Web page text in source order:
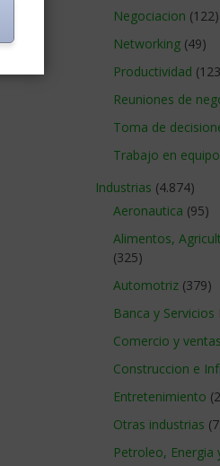
Negociacion (122)
Networking (49)
Productividad
Reuniones de
Toma de
Trabajo en equipo
Industrias (4.874)
Aeronautica (95)
Alimentos,
(325)
Automotriz (379)
Banca y Servicios
Comercio y
Construccion e
Entretenimiento
Otras industrias
Petroleo, Energia